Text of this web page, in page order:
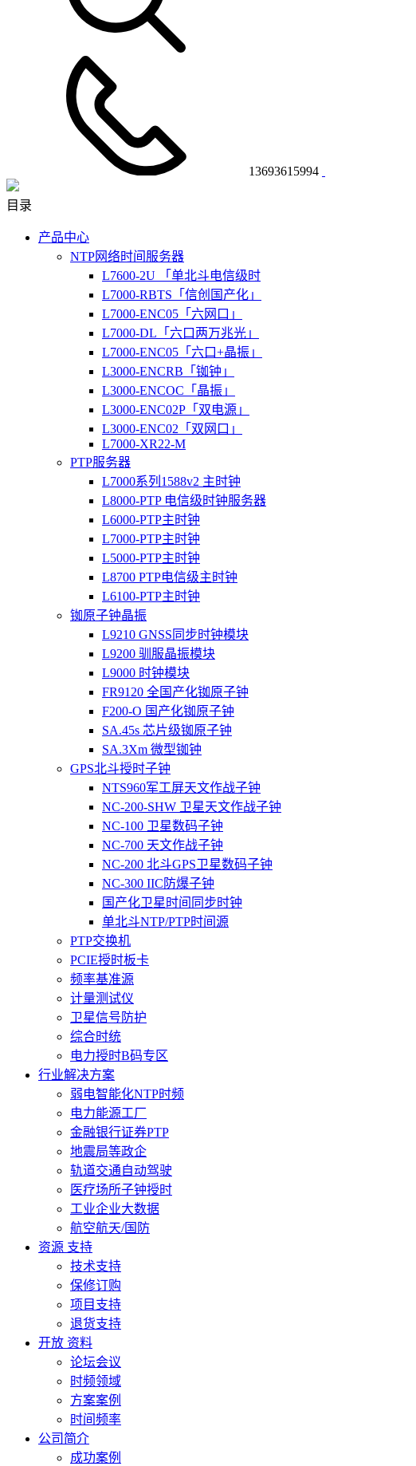
13693615994
目录
产品中心
NTP网络时间服务器
L7600-2U 「单北斗电信级时
L7000-RBTS「信创国产化」
L7000-ENC05「六网口」
L7000-DL「六口两万兆光」
L7000-ENC05「六口+晶振」
L3000-ENCRB「铷钟」
L3000-ENCOC「晶振」
L3000-ENC02P「双电源」
L3000-ENC02「双网口」
L7000-XR22-M
PTP服务器
L7000系列1588v2 主时钟
L8000-PTP 电信级时钟服务器
L6000-PTP主时钟
L7000-PTP主时钟
L5000-PTP主时钟
L8700 PTP电信级主时钟
L6100-PTP主时钟
铷原子钟晶振
L9210 GNSS同步时钟模块
L9200 驯服晶振模块
L9000 时钟模块
FR9120 全国产化铷原子钟
F200-O 国产化铷原子钟
SA.45s 芯片级铷原子钟
SA.3Xm 微型铷钟
GPS北斗授时子钟
NTS960军工屏天文作战子钟
NC-200-SHW 卫星天文作战子钟
NC-100 卫星数码子钟
NC-700 天文作战子钟
NC-200 北斗GPS卫星数码子钟
NC-300 IIC防爆子钟
国产化卫星时间同步时钟
单北斗NTP/PTP时间源
PTP交换机
PCIE授时板卡
频率基准源
计量测试仪
卫星信号防护
综合时统
电力授时B码专区
行业解决方案
弱电智能化NTP时频
电力能源工厂
金融银行证券PTP
地震局等政企
轨道交通自动驾驶
医疗场所子钟授时
工业企业大数据
航空航天/国防
资源 支持
技术支持
保修订购
项目支持
退货支持
开放 资料
论坛会议
时频领域
方案案例
时间频率
公司简介
成功案例